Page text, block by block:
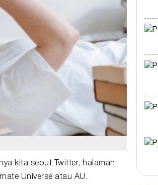
kita sebut Twitter, halaman
Universe atau AU .